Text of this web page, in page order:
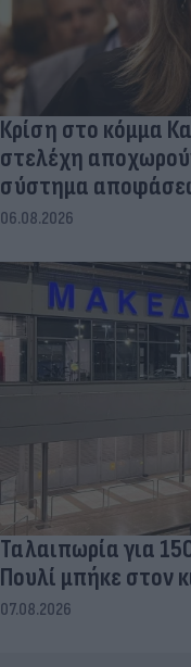
Κρίση στο κόμμα
στελέχη
σύστημα
Ταλαιπωρία για
Πουλί μπήκε στον